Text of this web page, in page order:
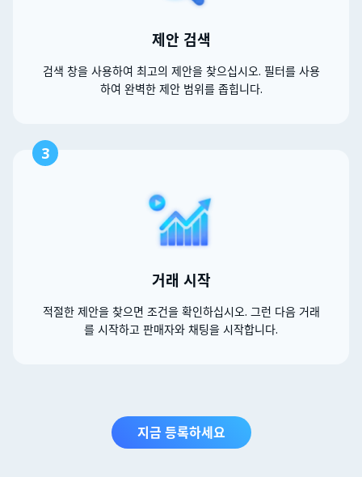
제안 검색
검색 창을 사용하여 최고의 제안을 찾으십시오. 필터를 사용
하여 완벽한 제안 범위를 좁힙니다.
3
거래 시작
적절한 제안을 찾으면 조건을 확인하십시오. 그런 다음 거래
를 시작하고 판매자와 채팅을 시작합니다.
지금 등록하세요